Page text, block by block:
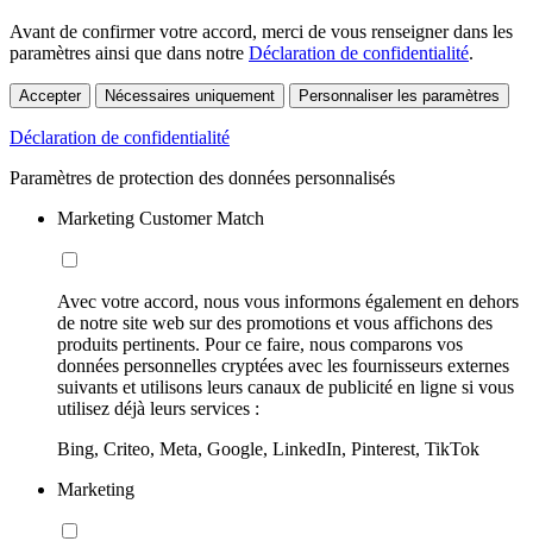
Avant de confirmer votre accord, merci de vous renseigner dans les
paramètres ainsi que dans notre Déclaration de confidentialité.
Accepter Nécessaires uniquement Personnaliser les paramètres
Déclaration de confidentialité
Paramètres de protection des données personnalisés
Marketing Customer Match
Avec votre accord, nous vous informons également en dehors
de notre site web sur des promotions et vous affichons des
produits pertinents. Pour ce faire, nous comparons vos
données personnelles cryptées avec les fournisseurs externes
suivants et utilisons leurs canaux de publicité en ligne si vous
utilisez déjà leurs services :
Bing, Criteo, Meta, Google, LinkedIn, Pinterest, TikTok
Marketing